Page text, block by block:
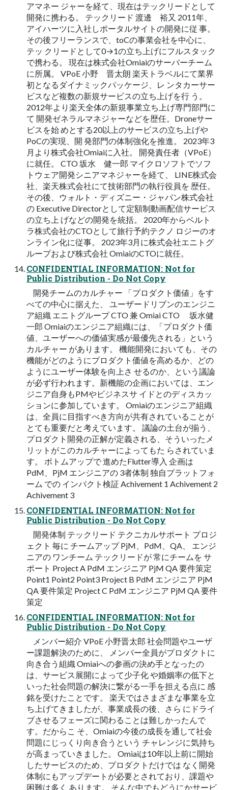
アマネー ジャーを経て、現在はテックリードとして
開発に携わる。 テックリード 渡邊 裕又 2011年、
アイハーツに入社しポータルサイトの開発に従 事。
その後フリーランスで、toCの事業会社を中心に、
テッ クリードとして0→1の立ち上げにフルスタック
で携わる。 現在は株式会社Omiaiのサーバーチーム
に所属。 VPoE 小野 晋太朗 楽天トラベルにて業界
初となるダイナミックパッケージ、レ ンタカーサー
ビスなど複数の新規サービスの立ち上げを行 う。
2012年より楽天全体の新規事業立ち上げ専門部門に
て 開発ゼネラルマネジャーなどを歴任。Droneサー
ビスを始 めとする20以上のサービスの立ち上げや
PoCの実現、開 発部門の体制強化を推進。 2023年3
月より株式会社Omiaiに入社。 開発責任者（VPoE）
に就任。 CTO 坂水 健一郎 マイクロソフトでソフ
トウェア開発シニアマネジャーを経て、 LINE株式会
社、楽天株式会社にて技術部門の執行役員を 歴任。
その後、ウォルト・ディズニー・ジャパン株式会社
の Executive Directorとして定額制動画配信サービス
の立ち上 げなどの開発を統括。 2020年からベルト
ラ株式会社のCTOとして旅行予約テクノ ロジーのオ
ンライン化に従事。 2023年3月に株式会社エニトグ
ループおよび株式会社 OmiaiのCTOに就任。
CONFIDENTIAL INFORMATION: Not for
Public Distribution - Do Not Copy
開発チームのカルチャー 「プロダクト価値」をす
べての中心に据えた、 ユーザードリブンのエンジニ
ア組織 エニトグループ CTO 兼 Omiai CTO 坂水健
一郎 Omiaiのエンジニア組織には、「プロダクト価
値、ユーザーへの価値実感が最優先される」という
カルチャー があります。 機能開発においても、その
機能がどのようにプロダクト価値を高めるか、どの
ようにユーザー体験を向上さ せるのか、という議論
が必ず行われます。新機能の企画においては、エン
ジニア自身もPMやビジネスサ イドとのディスカッ
ションに参加しています。 Omiaiのエンジニア組織
は、全員に目指すべき方向が共有されていることが
とても重要だと考えています。 議論の土台が揃う、
プロダクト開発の正解が定義される、そういったメ
リットがこのカルチャーによってもた らされていま
す。 ボトムアップで 進めたFlutter導入 企画は
PdM、PjM エンジニアの 3者体制 独自プラットフォ
ーム での インパクト検証 Achivement 1 Achivement 2
Achivement 3
CONFIDENTIAL INFORMATION: Not for
Public Distribution - Do Not Copy
開発体制 テックリード テクニカルサポート プロジ
ェクト 毎に チームアップ PjM、PdM、QA、 エンジ
ニアの ワンチーム テックリードが 常にチームを サ
ポート Project A PdM エンジニア PjM QA 要件策定
Point1 Point2 Point3 Project B PdM エンジニア PjM
QA 要件策定 Project C PdM エンジニア PjM QA 要件
策定
CONFIDENTIAL INFORMATION: Not for
Public Distribution - Do Not Copy
メンバー紹介 VPoE 小野晋太郎 社会問題やユーザ
ー課題解決のために、 メンバー全員がプロダクトに
向き合う組織 Omiaiへの参画の決め手となったの
は、サービス展開によって少子化 や婚姻率の低下と
いった社会問題の解決に繋がる一手を担える点に 感
銘を受けたことです。 楽天ではさまざまな事業を立
ち上げてきましたが、事業成長の後、さら にドライ
ブさせるフェーズに関わることは難しかったんで
す。だからこ そ、Omiaiの今後の成長を通して社会
問題にじっくり向き合うという チャレンジに気持ち
が高まっていきました。 Omiaiは10年以上前に開始
したサービスのため、プロダクトだけでは なく開発
体制にもアップデートが必要とされており、課題や
困難は多く あります。 そんな中でもどうにかサービ